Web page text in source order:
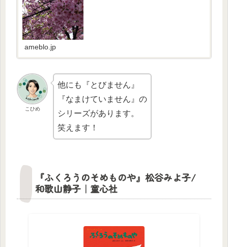
ameblo.jp
こひめ
他にも『とびません』
『なまけていません』の
シリーズがあります。
笑えます！
『ふくろうのそめものや』松谷みよ子/
和歌山静子｜童心社